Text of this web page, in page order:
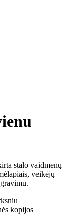
stalo vaidmenų
veikėjų
kopijos